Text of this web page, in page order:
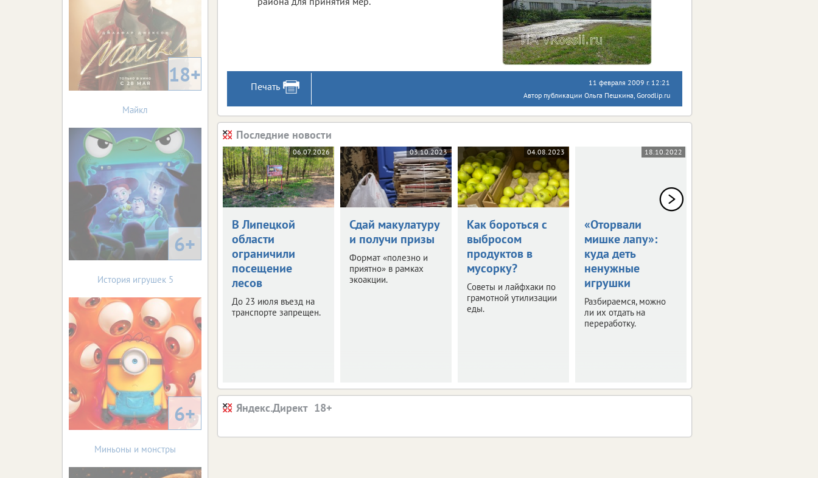
Печать
11 февраля 2009 г. 12:21
Автор публикации Ольга Пешкина, Gorodlip.ru
Последние новости
06.07.2026
В Липецкой
области
ограничили
посещение
лесов
До 23 июля въезд на
транспорте запрещен.
03.10.2023
Сдай макулатуру
и получи призы
Формат «полезно и
приятно» в рамках
экоакции.
04.08.2023
Как бороться с
выбросом
продуктов в
мусорку?
Советы и лайфхаки по
грамотной утилизации
еды.
18.10.2022
«Оторвали
мишке лапу»:
куда деть
ненужные
игрушки
Разбираемся, можно
ли их отдать на
переработку.
Яндекс.Директ
18+
Майкл
6+
История игрушек 5
6+
Миньоны и монстры